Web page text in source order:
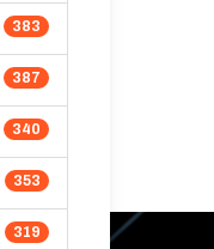
383
387
340
353
319